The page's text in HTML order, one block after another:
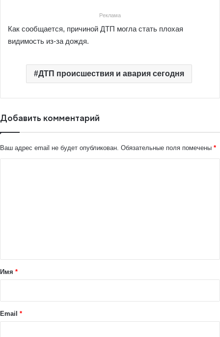
Реклама
Как сообщается, причиной ДТП могла стать плохая
видимость из-за дождя.
ДТП происшествия и авария сегодня
Добавить комментарий
Ваш адрес email не будет опубликован. Обязательные поля помечены *
а
й
Имя *
Email *